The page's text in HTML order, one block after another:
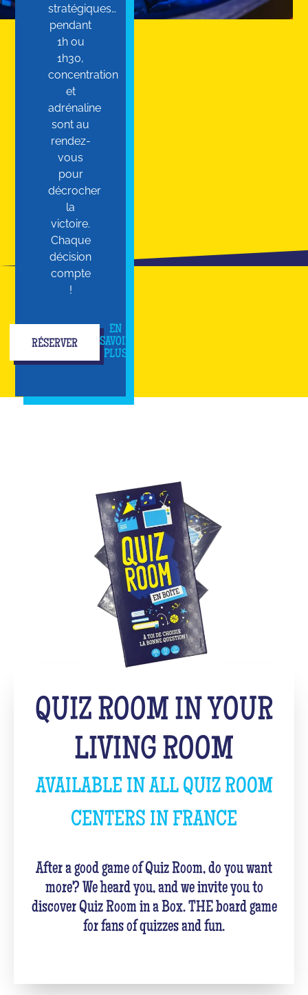
stratégiques…
pendant
1h ou
1h30,
concentration
et
adrénaline
sont au
rendez-
vous
pour
décrocher
la
victoire.
Chaque
décision
compte
!
RÉSERVER
EN
SAVOIR
PLUS
QUIZ ROOM IN YOUR
LIVING ROOM
AVAILABLE IN ALL QUIZ ROOM
CENTERS IN FRANCE
After a good game of Quiz Room, do you want
more? We heard you, and we invite you to
discover Quiz Room in a Box. THE board game
for fans of quizzes and fun.